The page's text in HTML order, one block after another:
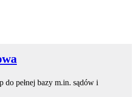
do pełnej bazy m.in. sądów i